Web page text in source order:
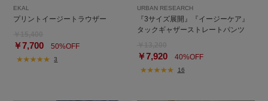
EKAL
プリントイージートラウザー
￥7,700 50%OFF
3
URBAN RESEARCH
『3サイズ展開』『イージーケア』
タックギャザーストレートパンツ
￥7,92040%OFF
16